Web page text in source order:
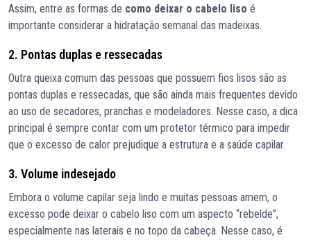
Assim, entre as formas de como deixar o cabelo liso é
importante considerar a hidratação semanal das madeixas.
2. Pontas duplas e ressecadas
Outra queixa comum das pessoas que possuem fios lisos são as
pontas duplas e ressecadas, que são ainda mais frequentes devido
ao uso de secadores, pranchas e modeladores. Nesse caso, a dica
principal é sempre contar com um protetor térmico para impedir
que o excesso de calor prejudique a estrutura e a saúde capilar.
3. Volume indesejado
Embora o volume capilar seja lindo e muitas pessoas amem, o
excesso pode deixar o cabelo liso com um aspecto “rebelde”,
especialmente nas laterais e no topo da cabeça. Nesse caso, é